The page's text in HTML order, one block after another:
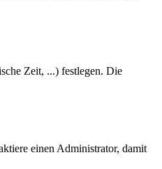
Zeit, ...) festlegen. Die
einen Administrator, damit